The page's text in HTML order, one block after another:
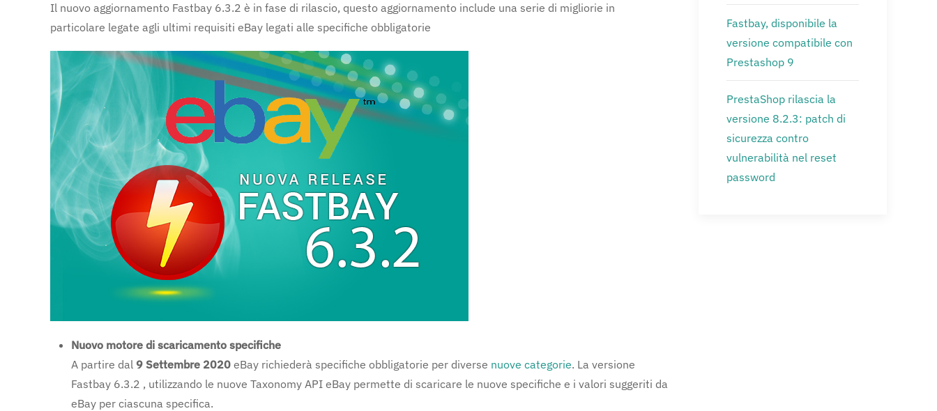
Il nuovo aggiornamento Fastbay 6.3.2 è in fase di rilascio, questo aggiornamento include una serie di migliorie in
particolare legate agli ultimi requisiti eBay legati alle specifiche obbligatorie
Nuovo motore di scaricamento specifiche
A partire dal 9 Settembre 2020 eBay richiederà specifiche obbligatorie per diverse nuove categorie. La versione
Fastbay 6.3.2 , utilizzando le nuove Taxonomy API eBay permette di scaricare le nuove specifiche e i valori suggeriti da
eBay per ciascuna specifica.
Fastbay, disponibile la
versione compatibile con
Prestashop 9
PrestaShop rilascia la
versione 8.2.3: patch di
sicurezza contro
vulnerabilità nel reset
password